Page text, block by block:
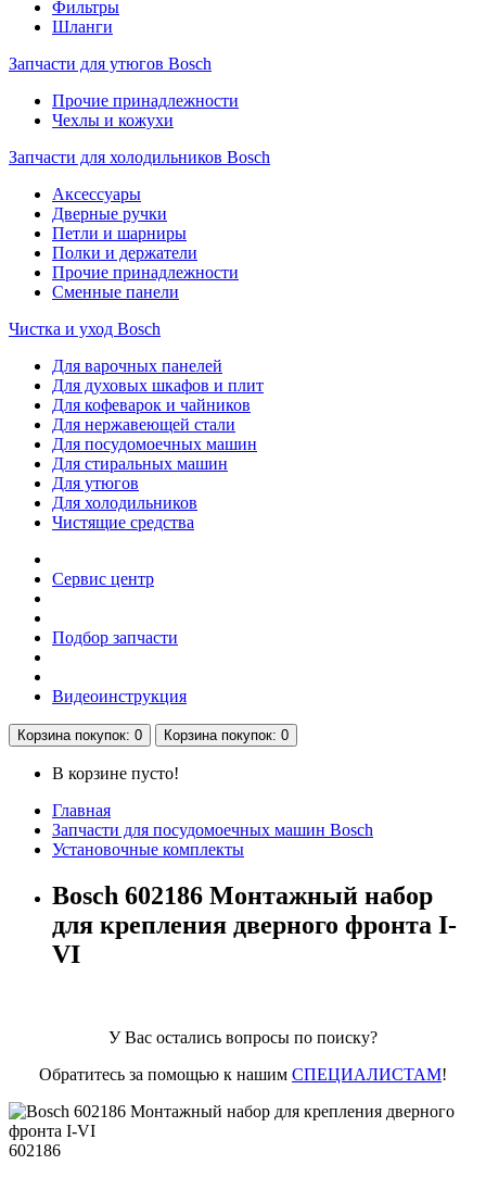
Фильтры
Шланги
Запчасти для утюгов Bosch
Прочие принадлежности
Чехлы и кожухи
Запчасти для холодильников Bosch
Аксессуары
Дверные ручки
Петли и шарниры
Полки и держатели
Прочие принадлежности
Сменные панели
Чистка и уход Bosch
Для варочных панелей
Для духовых шкафов и плит
Для кофеварок и чайников
Для нержавеющей стали
Для посудомоечных машин
Для стиральных машин
Для утюгов
Для холодильников
Чистящие средства
Сервис центр
Подбор запчасти
Видеоинструкция
Корзинапокупок: 0 Корзинапокупок: 0
В корзине пусто!
Главная
Запчасти для посудомоечных машин Bosch
Установочные комплекты
Bosch 602186 Монтажный набор
для крепления дверного фронта I-
VI
У Вас остались вопросы по поиску?
Обратитесь за помощью к нашим СПЕЦИАЛИСТАМ!
602186